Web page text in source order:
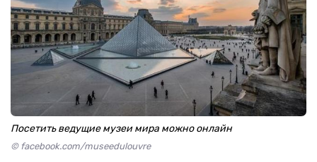
Посетить ведущие музеи мира можно онлайн
© facebook.com/museedulouvre